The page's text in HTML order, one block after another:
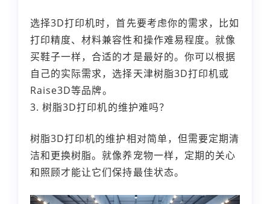
选择3D打印机时，首先要考虑你的需求，比如
打印精度、材料兼容性和操作难易程度。就像
买鞋子一样，合适的才是最好的。你可以根据
自己的实际需求，选择天津树脂3D打印机或
Raise3D等品牌。
3. 树脂3D打印机的维护难吗？
树脂3D打印机的维护相对简单，但需要定期清
洁和更换树脂。就像养宠物一样，定期的关心
和照顾才能让它们保持最佳状态。